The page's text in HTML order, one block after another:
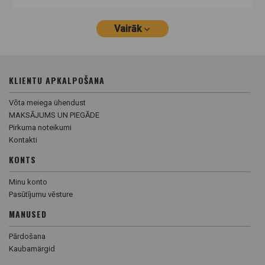
Vairāk
KLIENTU APKALPOŠANA
Võta meiega ühendust
MAKSĀJUMS UN PIEGĀDE
Pirkuma noteikumi
Kontakti
KONTS
Minu konto
Pasūtījumu vēsture
MANUSED
Pārdošana
Kaubamärgid